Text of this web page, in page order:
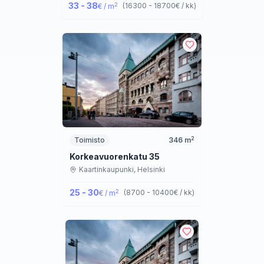
33 - 38€ / m2 (16300 - 18700€ / kk)
Toimisto 346 m2
Korkeavuorenkatu 35
Kaartinkaupunki, Helsinki
25 - 30€ / m2 (8700 - 10400€ / kk)